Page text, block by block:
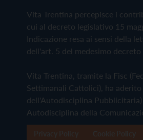
Vita Trentina percepisce i
cui al decreto legislativo 15
Indicazione resa ai sensi della
dell'art. 5 del medesimo decreto
Vita Trentina, tramite la Fisc
Settimanali Cattolici), ha
dell'Autodisciplina
Autodisciplina della